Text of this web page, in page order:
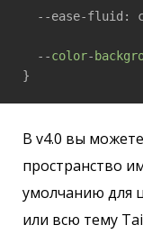
--ease-fluid:
  --
color-
}
В v4.0 вы
пространство
умолчанию для
или всю тему